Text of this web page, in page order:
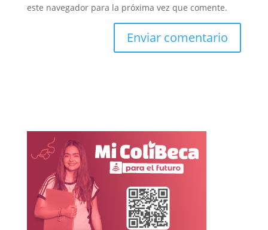
este navegador para la próxima vez que comente.